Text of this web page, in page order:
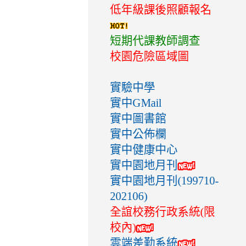
低年級課後照顧報名
短期代課教師調查
校園危險區域圖
實驗中學
實中GMail
實中圖書館
實中公佈欄
實中健康中心
實中園地月刊
實中園地月刊(199710-
202106)
全誼校務行政系統(限
校內)
雲端差勤系統